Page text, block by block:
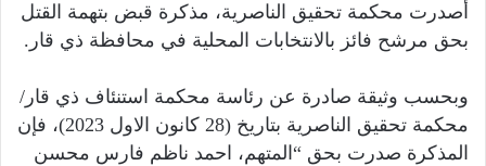
أصدرت محكمة تحقيق الناصرية، مذكرة قبض بتهمة القتل
بحق مرشح فائز بالانتخابات المحلية في محافظة ذي قار.
وبحسب وثيقة صادرة عن رئاسة محكمة استنئاف ذي قار/
محكمة تحقيق الناصرية بتاريخ (28 كانون الاول 2023)، فإن
المذكرة صدرت بحق “المتهم، احمد ناظم فارس محسن